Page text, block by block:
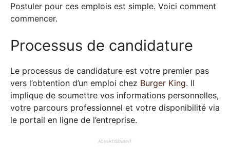
Postuler pour ces emplois est simple. Voici comment
commencer.
Processus de candidature
Le processus de candidature est votre premier pas
vers l’obtention d’un emploi chez Burger King. Il
implique de soumettre vos informations personnelles,
votre parcours professionnel et votre disponibilité via
le portail en ligne de l’entreprise.
ADVERTISEMENT